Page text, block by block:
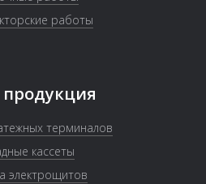
работы
терминалов
кассеты
электрощитов